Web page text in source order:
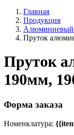
Главная
Продукция
Алюминиевый
Пруток
Пруток
190мм,
Форма заказа
Номенклатура: